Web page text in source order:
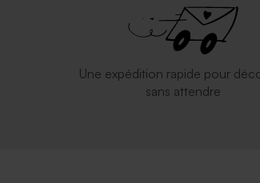
Une expédition rapide pour
sans attendre